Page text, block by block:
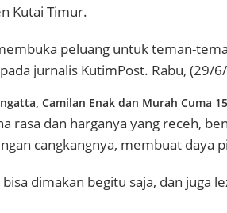
Kutai Timur.
peluang untuk teman-
jurnalis KutimPost. Rabu, (29/
Camilan Enak dan Murah Cuma
rasa dan harganya yang receh,
cangkangnya, membuat daya
dimakan begitu saja, dan juga